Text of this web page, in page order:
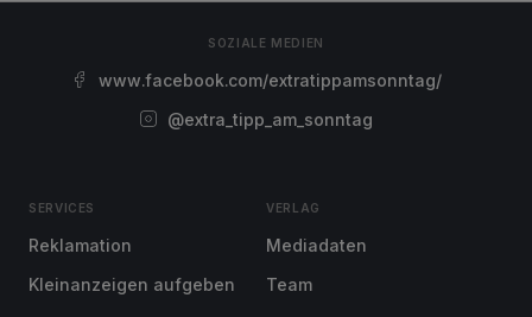
SOZIALE MEDIEN
www.facebook.com/extratippamsonntag/
@extra_tipp_am_sonntag
SERVICES
Reklamation
Kleinanzeigen aufgeben
VERLAG
Mediadaten
Team